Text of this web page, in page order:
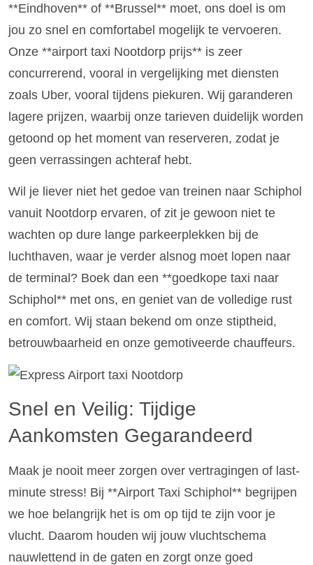
**Eindhoven** of **Brussel** moet, ons doel is om
jou zo snel en comfortabel mogelijk te vervoeren.
Onze **airport taxi Nootdorp prijs** is zeer
concurrerend, vooral in vergelijking met diensten
zoals Uber, vooral tijdens piekuren. Wij garanderen
lagere prijzen, waarbij onze tarieven duidelijk worden
getoond op het moment van reserveren, zodat je
geen verrassingen achteraf hebt.
Wil je liever niet het gedoe van treinen naar Schiphol
vanuit Nootdorp ervaren, of zit je gewoon niet te
wachten op dure lange parkeerplekken bij de
luchthaven, waar je verder alsnog moet lopen naar
de terminal? Boek dan een **goedkope taxi naar
Schiphol** met ons, en geniet van de volledige rust
en comfort. Wij staan bekend om onze stiptheid,
betrouwbaarheid en onze gemotiveerde chauffeurs.
Snel en Veilig: Tijdige
Aankomsten Gegarandeerd
Maak je nooit meer zorgen over vertragingen of last-
minute stress! Bij **Airport Taxi Schiphol** begrijpen
we hoe belangrijk het is om op tijd te zijn voor je
vlucht. Daarom houden wij jouw vluchtschema
nauwlettend in de gaten en zorgt onze goed